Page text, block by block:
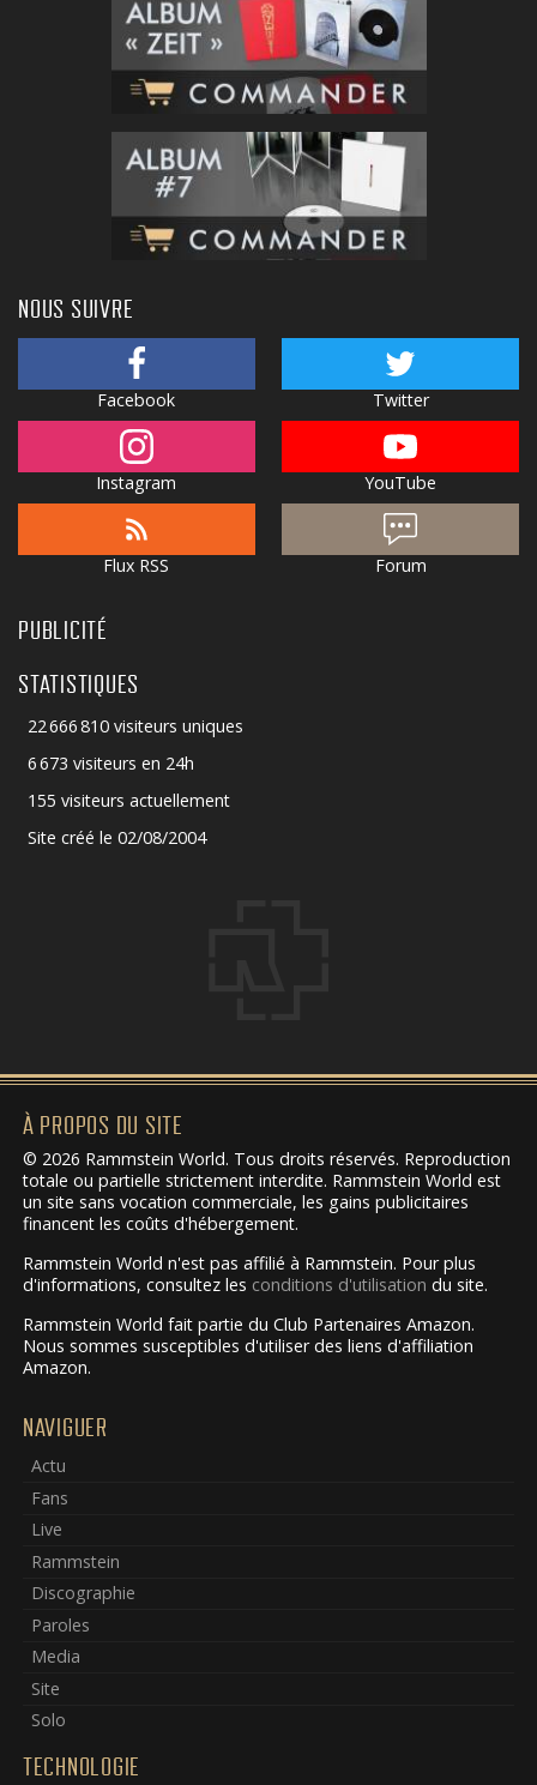
NOUS SUIVRE
Facebook Twitter
Instagram YouTube
Flux RSS Forum
PUBLICITÉ
STATISTIQUES
22 666 810 visiteurs uniques
6 673 visiteurs en 24h
155 visiteurs actuellement
Site créé le 02/08/2004
À PROPOS DU SITE
© 2026 Rammstein World. Tous droits réservés. Reproduction
totale ou partielle strictement interdite. Rammstein World est
un site sans vocation commerciale, les gains publicitaires
financent les coûts d'hébergement.
Rammstein World n'est pas affilié à Rammstein. Pour plus
d'informations, consultez les conditions d'utilisation du site.
Rammstein World fait partie du Club Partenaires Amazon.
Nous sommes susceptibles d'utiliser des liens d'affiliation
Amazon.
NAVIGUER
Actu
Fans
Live
Rammstein
Discographie
Paroles
Media
Site
Solo
TECHNOLOGIE